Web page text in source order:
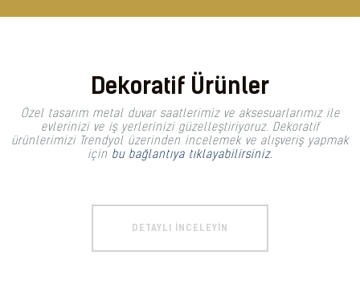
Dekoratif Ürünler
Özel tasarım metal duvar saatlerimiz ve aksesuarlarımız ile
evlerinizi ve iş yerlerinizi güzelleştiriyoruz. Dekoratif
ürünlerimizi Trendyol üzerinden incelemek ve alışveriş yapmak
için bu bağlantıya tıklayabilirsiniz.
DETAYLI İNCELEYIN